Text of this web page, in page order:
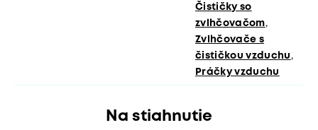
Čističky so
zvlhčovačom,
Zvlhčovače s
čističkou vzduchu ,
Práčky vzduchu
Na stiahnutie